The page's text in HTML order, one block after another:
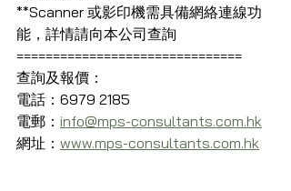
**Scanner 或影印機需具備網絡連線功
能，詳情請向本公司查詢
===============================
查詢及報價：
電話：6979 2185
電郵： info@mps-consultants.com.hk
網址： www.mps-consultants.com.hk